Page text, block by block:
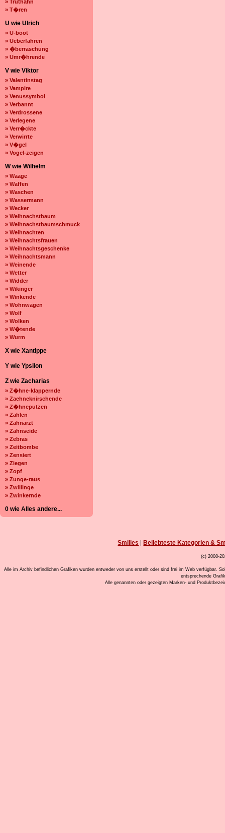
» Truthahn
» T�ren
U wie Ulrich
» U-boot
» Ueberfahren
» �berraschung
» Umr�hrende
V wie Viktor
» Valentinstag
» Vampire
» Venussymbol
» Verbannt
» Verdrossene
» Verlegene
» Verr�ckte
» Verwirrte
» V�gel
» Vogel-zeigen
W wie Wilhelm
» Waage
» Waffen
» Waschen
» Wassermann
» Wecker
» Weihnachstbaum
» Weihnachstbaumschmuck
» Weihnachten
» Weihnachtsfrauen
» Weihnachtsgeschenke
» Weihnachtsmann
» Weinende
» Wetter
» Widder
» Wikinger
» Winkende
» Wohnwagen
» Wolf
» Wolken
» W�tende
» Wurm
X wie Xantippe
Y wie Ypsilon
Z wie Zacharias
» Z�hne-klappernde
» Zaehneknirschende
» Z�hneputzen
» Zahlen
» Zahnarzt
» Zahnseide
» Zebras
» Zeitbombe
» Zensiert
» Ziegen
» Zopf
» Zunge-raus
» Zwillinge
» Zwinkernde
0 wie Alles andere...
Smilies Beliebteste Kategorien &
(c) 2008-
Alle im Archiv befindlichen Grafiken wurden entweder von uns erstellt oder sind frei im Web verfügbar.
entsprechende
Alle genannten oder gezeigten Marken- und